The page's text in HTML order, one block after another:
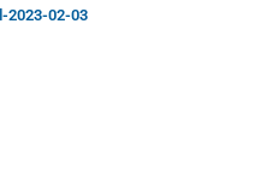
-2023-02-03